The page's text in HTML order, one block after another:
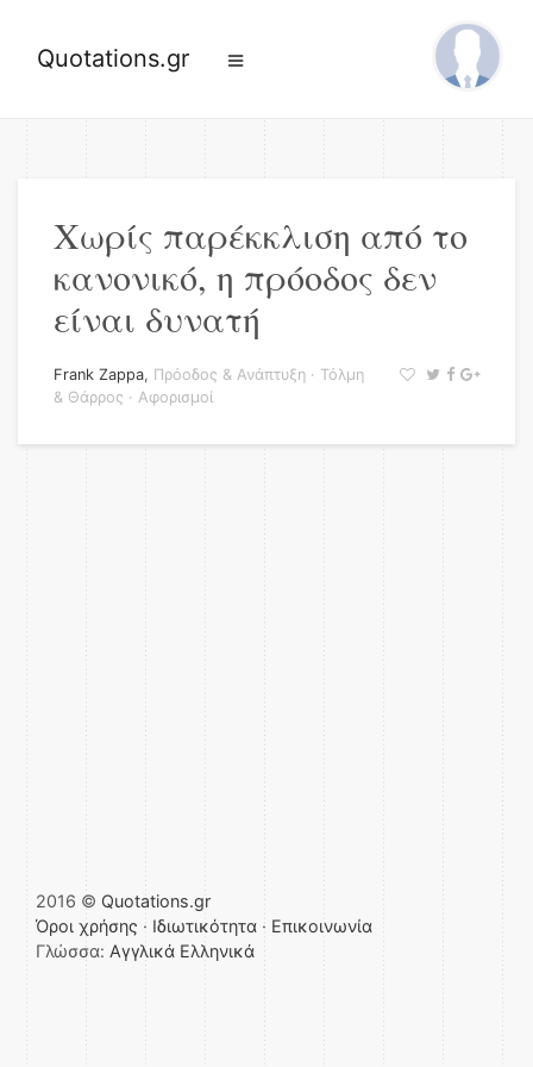
Quotations.gr
Χωρίς παρέκκλιση από το
κανονικό, η πρόοδος δεν
είναι δυνατή
Frank Zappa, Πρόοδος & Ανάπτυξη · Τόλμη
& Θάρρος · Αφορισμοί
2016 © Quotations.gr
Όροι χρήσης · Ιδιωτικότητα · Επικοινωνία
Γλώσσα: Αγγλικά Ελληνικά